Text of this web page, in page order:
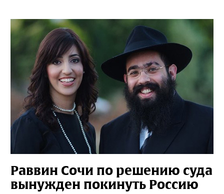
Раввин Сочи по решению суда
вынужден покинуть Россию